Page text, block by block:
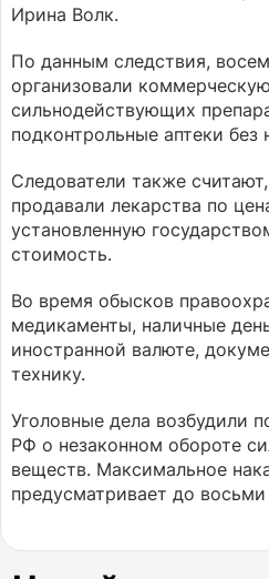
Ирина Волк.
По данным следствия,
организовали
сильнодействующих
подконтрольные аптеки
Следователи также
продавали лекарства по
установленную
стоимость.
Во время обысков
медикаменты, наличные
иностранной валюте,
технику.
Уголовные дела возбудили
РФ о незаконном обороте
веществ. Максимальное
предусматривает до